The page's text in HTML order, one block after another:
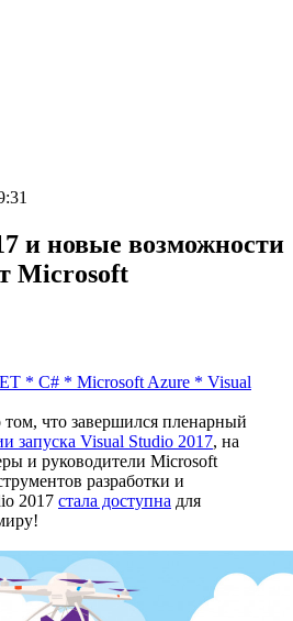
и новые возможности
Microsoft
* C# * Microsoft Azure * Visual
что завершился пленарный
запуска Visual Studio 2017, на
и руководители Microsoft
разработки и
2017 стала доступна для